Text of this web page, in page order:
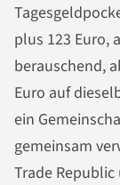
plus 123 Euro,
berauschend,
Euro auf
ein
gemeinsam
Trade